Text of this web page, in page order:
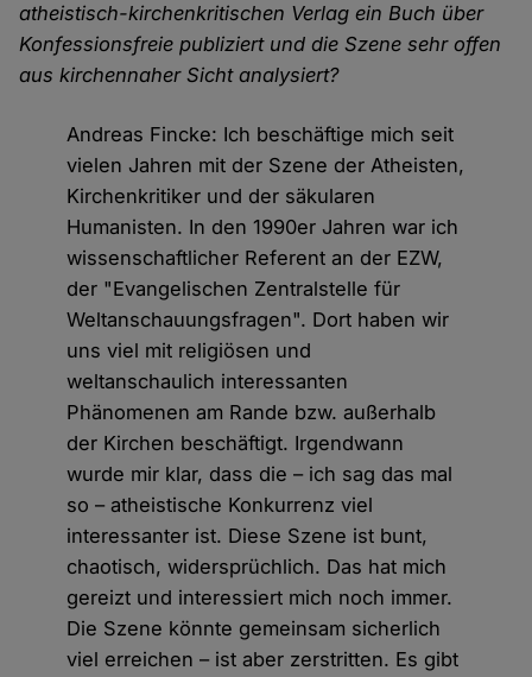
atheistisch-kirchenkritischen Verlag ein Buch über
Konfessionsfreie publiziert und die Szene sehr offen
aus kirchennaher Sicht analysiert?
Andreas Fincke: Ich beschäftige mich seit
vielen Jahren mit der Szene der Atheisten,
Kirchenkritiker und der säkularen
Humanisten. In den 1990er Jahren war ich
wissenschaftlicher Referent an der EZW,
der "Evangelischen Zentralstelle für
Weltanschauungsfragen". Dort haben wir
uns viel mit religiösen und
weltanschaulich interessanten
Phänomenen am Rande bzw. außerhalb
der Kirchen beschäftigt. Irgendwann
wurde mir klar, dass die – ich sag das mal
so – atheistische Konkurrenz viel
interessanter ist. Diese Szene ist bunt,
chaotisch, widersprüchlich. Das hat mich
gereizt und interessiert mich noch immer.
Die Szene könnte gemeinsam sicherlich
viel erreichen – ist aber zerstritten. Es gibt